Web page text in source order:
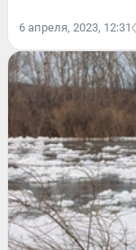
6 апреля, 2023, 12:31